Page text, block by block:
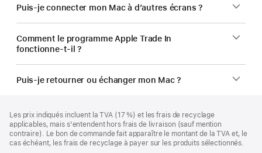
Puis-je connecter mon Mac à d’autres écrans ?
Comment le programme Apple Trade In
fonctionne-t-il ?
Puis-je retourner ou échanger mon Mac ?
de
page
de
bas
de
Les prix indiqués incluent la TVA (17 %) et les frais de recyclage
applicables, mais s'entendent hors frais de livraison (sauf mention
contraire). Le bon de commande fait apparaître le montant de la TVA et, le
cas échéant, les frais de recyclage à payer sur les produits sélectionnés.